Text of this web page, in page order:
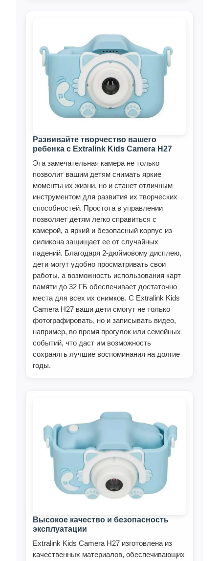
Развивайте творчество вашего
ребенка с Extralink Kids Camera H27
Эта замечательная камера не только
позволит вашим детям снимать яркие
моменты их жизни, но и станет отличным
инструментом для развития их творческих
способностей. Простота в управлении
позволяет детям легко справиться с
камерой, а яркий и безопасный корпус из
силикона защищает ее от случайных
падений. Благодаря 2-дюймовому дисплею,
дети могут удобно просматривать свои
работы, а возможность использования карт
памяти до 32 ГБ обеспечивает достаточно
места для всех их снимков. С Extralink Kids
Camera H27 ваши дети смогут не только
фотографировать, но и записывать видео,
например, во время прогулок или семейных
событий, что даст им возможность
сохранять лучшие воспоминания на долгие
годы.
Высокое качество и безопасность
эксплуатации
Extralink Kids Camera H27 изготовлена из
качественных материалов, обеспечивающих